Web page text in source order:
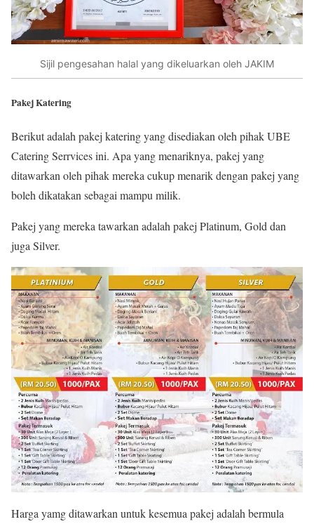
Sijil pengesahan halal yang dikeluarkan oleh JAKIM
Pakej Katering
Berikut adalah pakej katering yang disediakan oleh pihak UBE
Catering Serrvices ini. Apa yang menariknya, pakej yang
ditawarkan oleh pihak mereka cukup menarik dengan pakej yang
boleh dikatakan sebagai mampu milik.
Pakej yang mereka tawarkan adalah pakej Platinum, Gold dan
juga Silver.
Harga yamg ditawarkan untuk kesemua pakej adalah bermula